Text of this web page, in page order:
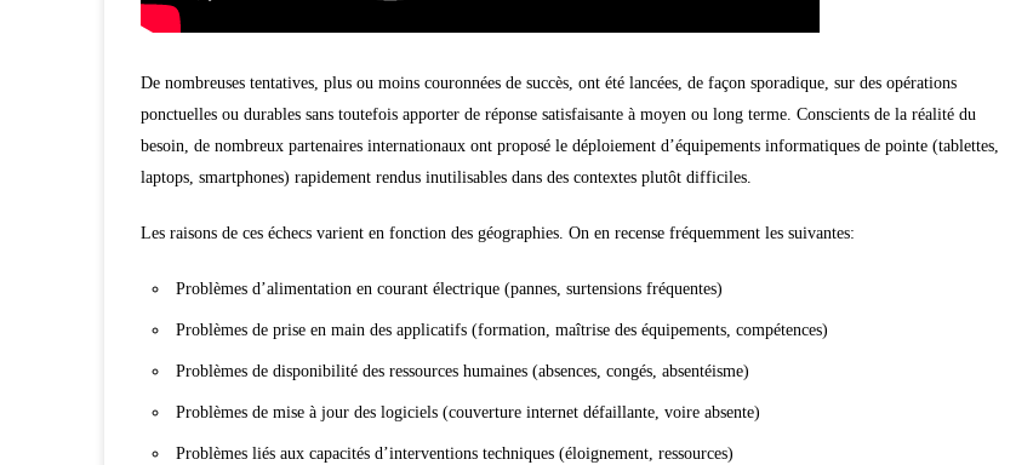
De nombreuses tentatives, plus ou moins couronnées de succès, ont été lancées, de façon sporadique, sur des opérations
ponctuelles ou durables sans toutefois apporter de réponse satisfaisante à moyen ou long terme. Conscients de la réalité du
besoin, de nombreux partenaires internationaux ont proposé le déploiement d’équipements informatiques de pointe (tablettes,
laptops, smartphones) rapidement rendus inutilisables dans des contextes plutôt difficiles.
Les raisons de ces échecs varient en fonction des géographies. On en recense fréquemment les suivantes:
Problèmes d’alimentation en courant électrique (pannes, surtensions fréquentes)
Problèmes de prise en main des applicatifs (formation, maîtrise des équipements, compétences)
Problèmes de disponibilité des ressources humaines (absences, congés, absentéisme)
Problèmes de mise à jour des logiciels (couverture internet défaillante, voire absente)
Problèmes liés aux capacités d’interventions techniques (éloignement, ressources)